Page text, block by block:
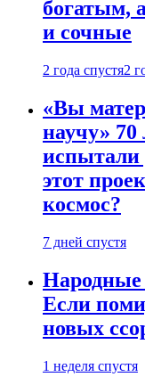
богатым,
и сочные
2 года спустя2
«Вы
научу»
испытали
этот
космос?
7 дней спустя
Если
новых
1 неделя спустя